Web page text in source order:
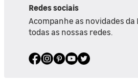
Redes sociais
Acompanhe as novidades
todas as nossas redes.